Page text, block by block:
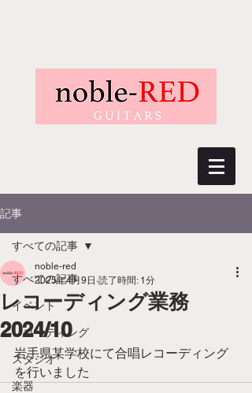
記事
すべての記事
イベント
レコーディング
スタジオ
楽器
すべての記事
レコーディング業務
2024/10
noble-red
2025年4月9日 読了時間: 1分
岩手県某学校にて合唱レコーディング
を行いました